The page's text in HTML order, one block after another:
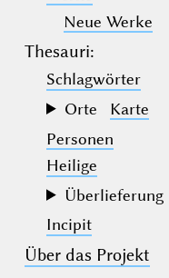
für kein, ein oder mehr
Zeichen.
Neue Werke
Thesauri:
Schlagwörter
Orte
Karte
Personen
Heilige
Überlieferung
Incipit
Über das Projekt